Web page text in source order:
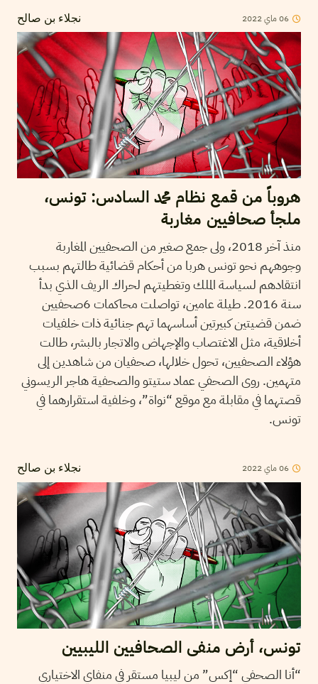
نجلاء بن صالح 06ماي2022
هروباً من قمع نظام محمد السادس: تونس،
ملجأ صحافيين مغاربة
منذ آخر 2018، ولى جمع صغير من الصحفيين المغاربة
وجوههم نحو تونس هربا من أحكام قضائية طالتهم بسبب
انتقادهم لسياسة الملك وتغطيتهم لحراك الريف الذي بدأ
سنة 2016. طيلة عامين، تواصلت محاكمات 6صحفيين
ضمن قضيتين كبيرتين أساسهما تهم جنائية ذات خلفيات
أخلاقية، مثل الاغتصاب والإجهاض والاتجار بالبشر، طالت
هؤلاء الصحفيين، تحول خلالها، صحفيان من شاهدين إلى
متهمين. روى الصحفي عماد ستيتو والصحفية هاجر الريسوني
قصتهما في مقابلة مع موقع “نواة”، وخلفية استقرارهما في
تونس.
نجلاء بن صالح 06ماي2022
تونس، أرض منفى الصحافيين الليبيين
“أنا الصحفي “إكس” من ليبيا مستقر في منفاي الاختياري